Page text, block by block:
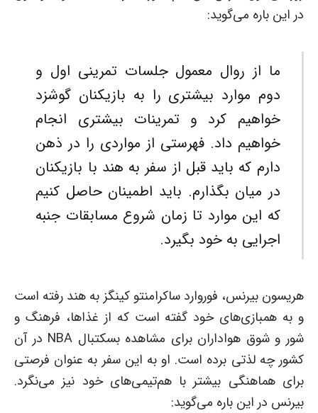
در این باره می‌گوید:
ما از روال معمول جلسات تمرینی اول و
دوم موارد بیشتری را به بازیکنان گوشزد
خواهیم کرد و تمرینات بیشتری انجام
خواهیم داد. فهرستی از مواردی را در ذهن
دارم که باید قبل از سفر به هند با بازیکنان
در میان بگذارم. باید اطمینان حاصل کنیم
که این موارد تا زمان شروع مسابقات جنبه
اجرایی به خود بگیرد.
هریسون بیرنس، فوروارد ساکرامنتو کینگز به هند رفته است
و به همبازی‌های خود گفته است که از غذاها، فرهنگ و
شور و شوق هواداران برای مشاهده بسکتبال NBA در آن
کشور چه لذتی برده است. او به این سفر به عنوان فرصتی
برای هماهنگی بیشتر با هم‌تیمی‌های خود نیز می‌نگرد.
بیرنس در این باره می‌گوید: